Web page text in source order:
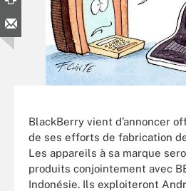
BlackBerry vient d’annoncer
de ses efforts de fabrication
Les appareils à sa marque
produits conjointement avec
Indonésie. Ils exploiteront